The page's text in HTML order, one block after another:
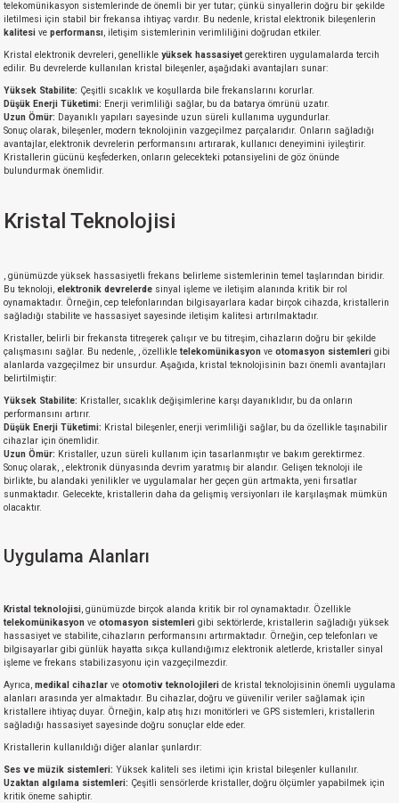
telekomünikasyon sistemlerinde de önemli bir yer tutar; çünkü sinyallerin doğru bir şekilde
iletilmesi için stabil bir frekansa ihtiyaç vardır. Bu nedenle, kristal elektronik bileşenlerin
kalitesi ve performansı, iletişim sistemlerinin verimliliğini doğrudan etkiler.
Kristal elektronik devreleri, genellikle yüksek hassasiyet gerektiren uygulamalarda tercih
edilir. Bu devrelerde kullanılan kristal bileşenler, aşağıdaki avantajları sunar:
Yüksek Stabilite: Çeşitli sıcaklık ve koşullarda bile frekanslarını korurlar.
Düşük Enerji Tüketimi: Enerji verimliliği sağlar, bu da batarya ömrünü uzatır.
Uzun Ömür: Dayanıklı yapıları sayesinde uzun süreli kullanıma uygundurlar.
Sonuç olarak, bileşenler, modern teknolojinin vazgeçilmez parçalarıdır. Onların sağladığı
avantajlar, elektronik devrelerin performansını artırarak, kullanıcı deneyimini iyileştirir.
Kristallerin gücünü keşfederken, onların gelecekteki potansiyelini de göz önünde
bulundurmak önemlidir.
Kristal Teknolojisi
, günümüzde yüksek hassasiyetli frekans belirleme sistemlerinin temel taşlarından biridir.
Bu teknoloji, elektronik devrelerde sinyal işleme ve iletişim alanında kritik bir rol
oynamaktadır. Örneğin, cep telefonlarından bilgisayarlara kadar birçok cihazda, kristallerin
sağladığı stabilite ve hassasiyet sayesinde iletişim kalitesi artırılmaktadır.
Kristaller, belirli bir frekansta titreşerek çalışır ve bu titreşim, cihazların doğru bir şekilde
çalışmasını sağlar. Bu nedenle, , özellikle telekomünikasyon ve otomasyon sistemleri gibi
alanlarda vazgeçilmez bir unsurdur. Aşağıda, kristal teknolojisinin bazı önemli avantajları
belirtilmiştir:
Yüksek Stabilite: Kristaller, sıcaklık değişimlerine karşı dayanıklıdır, bu da onların
performansını artırır.
Düşük Enerji Tüketimi: Kristal bileşenler, enerji verimliliği sağlar, bu da özellikle taşınabilir
cihazlar için önemlidir.
Uzun Ömür: Kristaller, uzun süreli kullanım için tasarlanmıştır ve bakım gerektirmez.
Sonuç olarak, , elektronik dünyasında devrim yaratmış bir alandır. Gelişen teknoloji ile
birlikte, bu alandaki yenilikler ve uygulamalar her geçen gün artmakta, yeni fırsatlar
sunmaktadır. Gelecekte, kristallerin daha da gelişmiş versiyonları ile karşılaşmak mümkün
olacaktır.
Uygulama Alanları
Kristal teknolojisi, günümüzde birçok alanda kritik bir rol oynamaktadır. Özellikle
telekomünikasyon ve otomasyon sistemleri gibi sektörlerde, kristallerin sağladığı yüksek
hassasiyet ve stabilite, cihazların performansını artırmaktadır. Örneğin, cep telefonları ve
bilgisayarlar gibi günlük hayatta sıkça kullandığımız elektronik aletlerde, kristaller sinyal
işleme ve frekans stabilizasyonu için vazgeçilmezdir.
Ayrıca, medikal cihazlar ve otomotiv teknolojileri de kristal teknolojisinin önemli uygulama
alanları arasında yer almaktadır. Bu cihazlar, doğru ve güvenilir veriler sağlamak için
kristallere ihtiyaç duyar. Örneğin, kalp atış hızı monitörleri ve GPS sistemleri, kristallerin
sağladığı hassasiyet sayesinde doğru sonuçlar elde eder.
Kristallerin kullanıldığı diğer alanlar şunlardır:
Ses ve müzik sistemleri: Yüksek kaliteli ses iletimi için kristal bileşenler kullanılır.
Uzaktan algılama sistemleri: Çeşitli sensörlerde kristaller, doğru ölçümler yapabilmek için
kritik öneme sahiptir.